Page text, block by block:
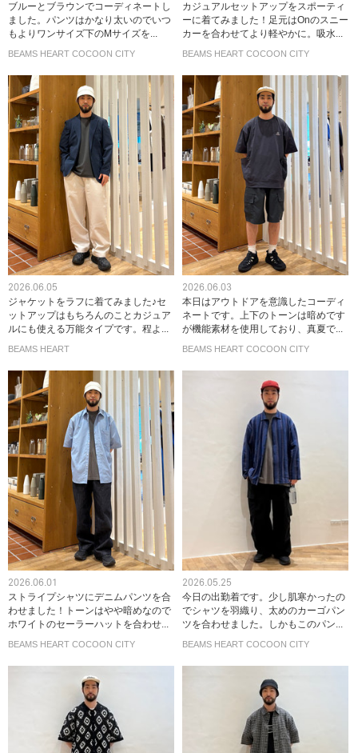
ブルーとブラウンでコーディネートし
ました。パンツはかなり太いのでいつ
もよりワンサイズ下のMサイズを...
BEAMS HEART COCOON CITY
カジュアルセットアップをスポーティ
ーに着てみました！足元はOnのスニー
カーを合わせてより軽やかに。吸水...
BEAMS HEART COCOON CITY
2026.06.05
ジャケットをラフに着てみました♪セ
ットアップはもちろんのことカジュア
ルにも使える万能タイプです。程よ...
BEAMS HEART
2026.06.03
本日はアウトドアを意識したコーディ
ネートです。上下のトーンは暗めです
が機能素材を使用しており、真夏で...
BEAMS HEART COCOON CITY
2026.06.01
ストライプシャツにデニムパンツを合
わせました！トーンはやや暗めなので
ホワイトのセーラーハットを合わせ...
BEAMS HEART COCOON CITY
2026.05.25
今日の出勤着です。少し肌寒かったの
でシャツを羽織り、太めのカーゴパン
ツを合わせました。しかもこのパン...
BEAMS HEART COCOON CITY